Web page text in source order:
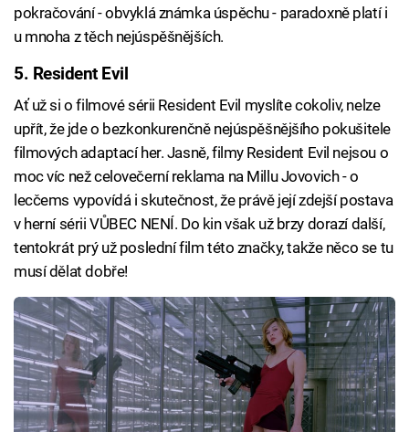
pokračování - obvyklá známka úspěchu - paradoxně platí i
u mnoha z těch nejúspěšnějších.
5. Resident Evil
Ať už si o filmové sérii Resident Evil myslíte cokoliv, nelze
upřít, že jde o bezkonkurenčně nejúspěšnějšího pokušitele
filmových adaptací her. Jasně, filmy Resident Evil nejsou o
moc víc než celovečerní reklama na Millu Jovovich - o
lecčems vypovídá i skutečnost, že právě její zdejší postava
v herní sérii VŮBEC NENÍ. Do kin však už brzy dorazí další,
tentokrát prý už poslední film této značky, takže něco se tu
musí dělat dobře!